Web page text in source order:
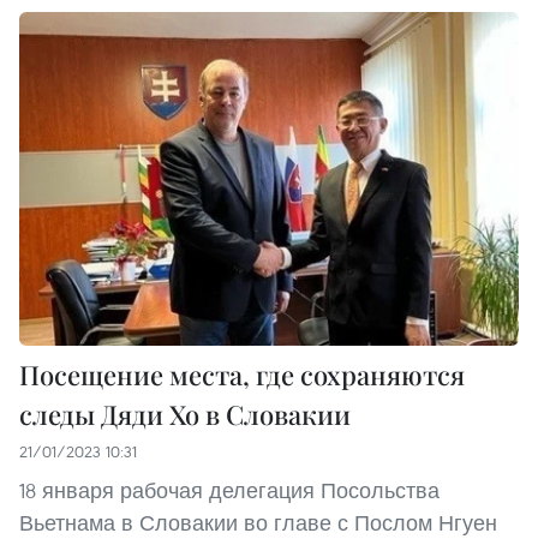
Посещение места, где сохраняются
следы Дяди Хо в Словакии
21/01/2023 10:31
18 января рабочая делегация Посольства
Вьетнама в Словакии во главе с Послом Нгуен